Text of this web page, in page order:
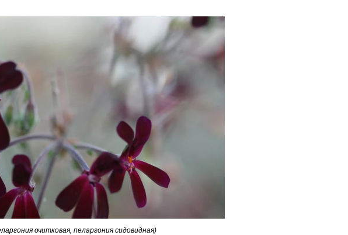
очитковая, пеларгония сидовидная)